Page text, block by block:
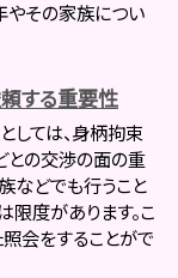
やその家族につい
する重要性
しては、身柄拘束
との交渉の面の重
などでも行うこと
度があります。こ
会をすることがで